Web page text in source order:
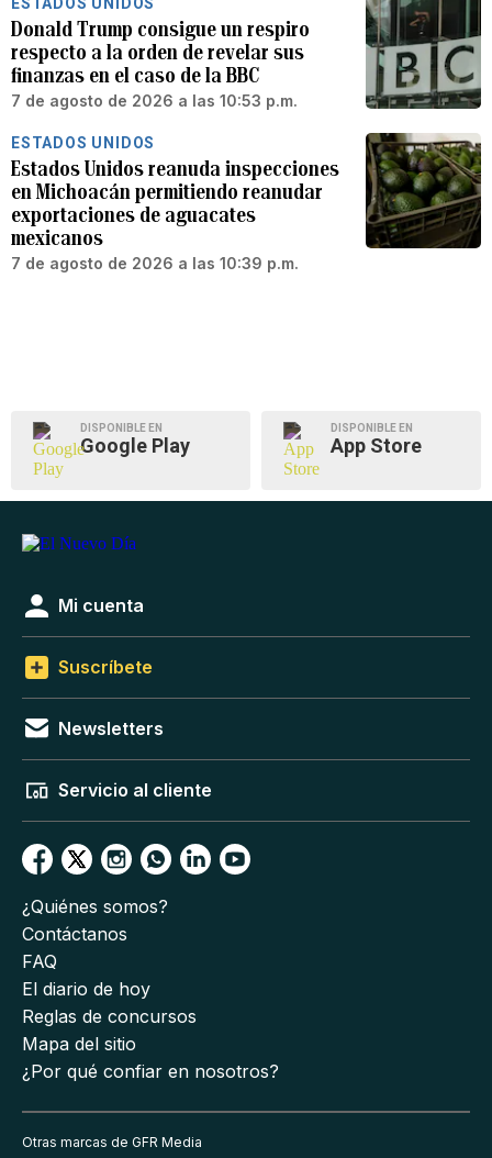
Donald Trump consigue un respiro
respecto a la orden de revelar sus
finanzas en el caso de la BBC
7 de agosto de 2026 a las 10:53 p.m.
ESTADOS UNIDOS
Estados Unidos reanuda inspecciones
en Michoacán permitiendo reanudar
exportaciones de aguacates
mexicanos
7 de agosto de 2026 a las 10:39 p.m.
DISPONIBLE EN
Google Play
DISPONIBLE EN
App Store
Mi cuenta
Suscríbete
Newsletters
Servicio al cliente
¿Quiénes somos?
Contáctanos
FAQ
El diario de hoy
Reglas de concursos
Mapa del sitio
¿Por qué confiar en nosotros?
Otras marcas de GFR Media